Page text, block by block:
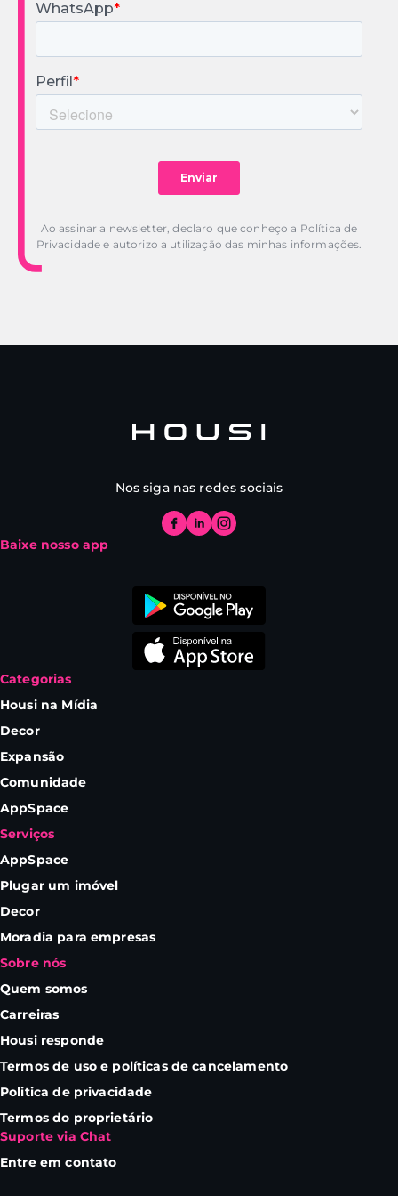
Ao assinar a newsletter, declaro que conheço a Política de
Privacidade e autorizo a utilização das minhas informações.
Nos siga nas redes sociais
Baixe nosso app
Categorias
Housi na Mídia
Decor
Expansão
Comunidade
AppSpace
Serviços
AppSpace
Plugar um imóvel
Decor
Moradia para empresas
Sobre nós
Quem somos
Carreiras
Housi responde
Termos de uso e políticas de cancelamento
Politica de privacidade
Termos do proprietário
Suporte via Chat
Entre em contato